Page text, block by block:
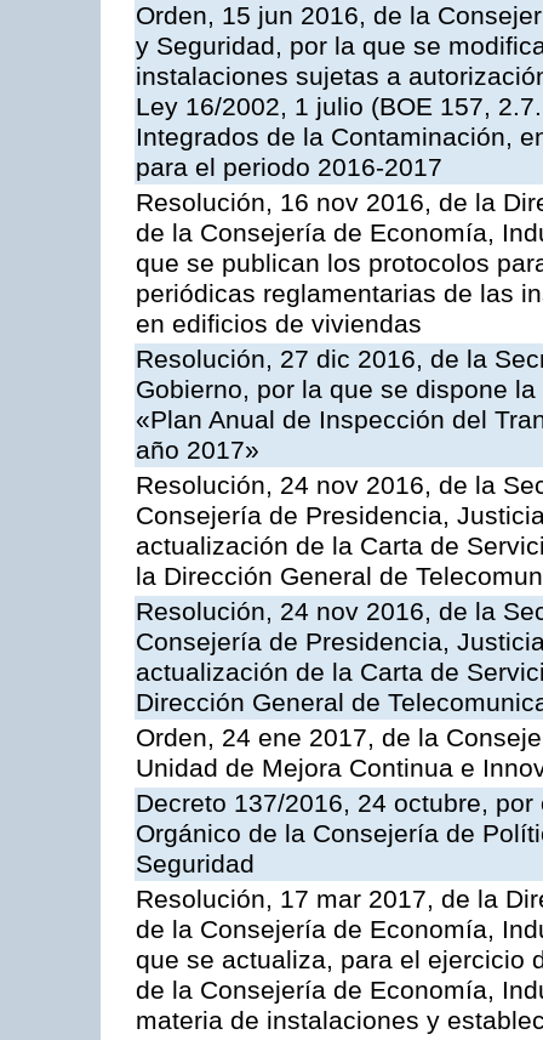
Orden, 15 jun 2016, de la
y Seguridad, por la que se
instalaciones sujetas a
Ley 16/2002, 1 julio (BOE 157,
Integrados de la Contaminación,
para el periodo 2016-2017
Resolución, 16 nov 2016, de la
de la Consejería de Economía,
que se publican los protocolos
periódicas reglamentarias de las
en edificios de viviendas
Resolución, 27 dic 2016, de la
Gobierno, por la que se dispone
«Plan Anual de Inspección del
año 2017»
Resolución, 24 nov 2016, de la
Consejería de Presidencia,
actualización de la Carta de
la Dirección General de
Resolución, 24 nov 2016, de la
Consejería de Presidencia,
actualización de la Carta de
Dirección General de
Orden, 24 ene 2017, de la
Unidad de Mejora Continua e
Decreto 137/2016, 24 octubre,
Orgánico de la Consejería de
Seguridad
Resolución, 17 mar 2017, de la
de la Consejería de Economía,
que se actualiza, para el ejercicio
de la Consejería de Economía,
materia de instalaciones y